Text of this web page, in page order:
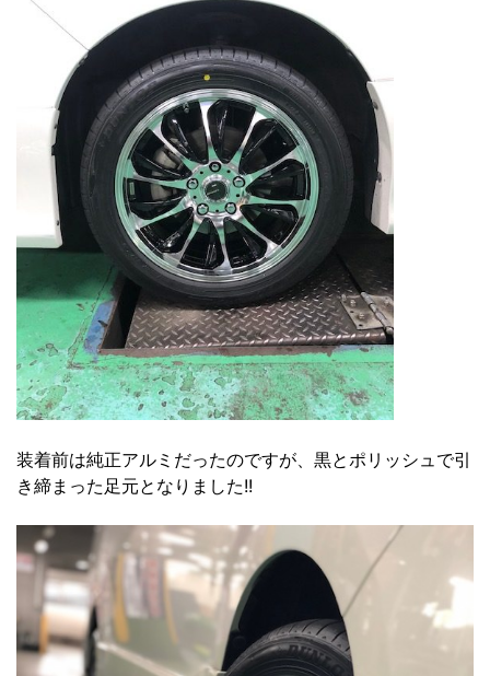
装着前は純正アルミだったのですが、黒とポリッシュで引
き締まった足元となりました!!